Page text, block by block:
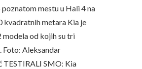
mestu u Hali 4 na
kvadratnih metara Kia je
modela od kojih su tri
Foto: Aleksandar
TESTIRALI SMO: Kia